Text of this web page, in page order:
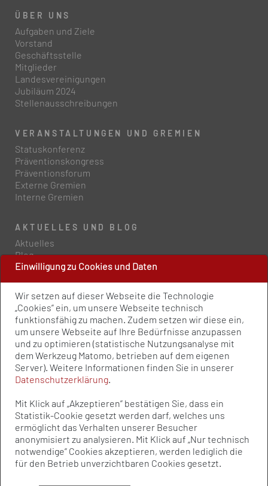
Einwilligung zu Cookies und Daten
Wir setzen auf dieser Webseite die Technologie
„Cookies” ein, um unsere Webseite technisch
funktionsfähig zu machen. Zudem setzen wir diese ein,
um unsere Webseite auf Ihre Bedürfnisse anzupassen
und zu optimieren (statistische Nutzungsanalyse mit
dem Werkzeug Matomo, betrieben auf dem eigenen
Server). Weitere Informationen finden Sie in unserer
Datenschutzerklärung.
Mit Klick auf „Akzeptieren” bestätigen Sie, dass ein
Statistik-Cookie gesetzt werden darf, welches uns
ermöglicht das Verhalten unserer Besucher
anonymisiert zu analysieren. Mit Klick auf „Nur technisch
notwendige” Cookies akzeptieren, werden lediglich die
für den Betrieb unverzichtbaren Cookies gesetzt.
ÜBER UNS
Aufgaben und Ziele
Vorstand
Geschäftsstelle
Mitglieder
Landesvereinigungen
Jubiläum 2024
Stellenausschreibungen
VERANSTALTUNGEN UND GREMIEN
Statuskonferenz
Präventionskongress
Präventionsforum
Externe Gremien
Interne Gremien
AKTUELLES UND BLOG
Aktuelles
Blog
PRESSE UND PUBLIKATIONEN
Policy Paper
Pressemitteilungen
Publikationen
Newsletter
Kontakt
Impressum
Qualitätsstandards
Sitemap
© Bundesvereinigung Prävention und